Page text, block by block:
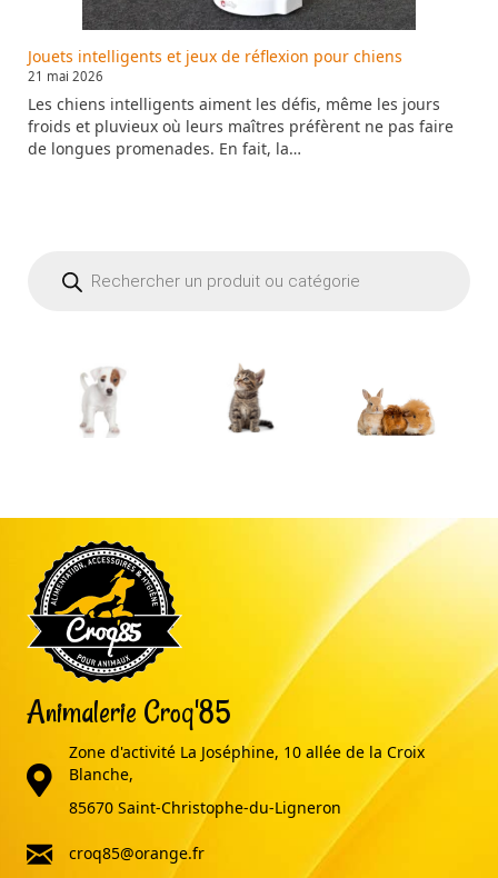
Jouets intelligents et jeux de réflexion pour chiens
21 mai 2026
Les chiens intelligents aiment les défis, même les jours
froids et pluvieux où leurs maîtres préfèrent ne pas faire
de longues promenades. En fait, la…
produits
Animalerie Croq'85
adresse
Zone d'activité La Joséphine, 10 allée de la Croix
Blanche,
85670 Saint-Christophe-du-Ligneron
email
croq85@orange.fr